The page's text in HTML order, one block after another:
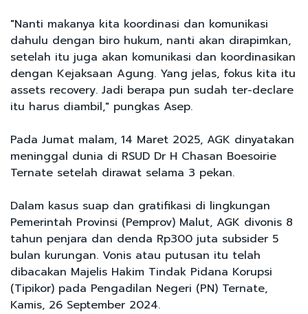
"Nanti makanya kita koordinasi dan komunikasi
dahulu dengan biro hukum, nanti akan dirapimkan,
setelah itu juga akan komunikasi dan koordinasikan
dengan Kejaksaan Agung. Yang jelas, fokus kita itu
assets recovery. Jadi berapa pun sudah ter-declare
itu harus diambil," pungkas Asep.
Pada Jumat malam, 14 Maret 2025, AGK dinyatakan
meninggal dunia di RSUD Dr H Chasan Boesoirie
Ternate setelah dirawat selama 3 pekan.
Dalam kasus suap dan gratifikasi di lingkungan
Pemerintah Provinsi (Pemprov) Malut, AGK divonis 8
tahun penjara dan denda Rp300 juta subsider 5
bulan kurungan. Vonis atau putusan itu telah
dibacakan Majelis Hakim Tindak Pidana Korupsi
(Tipikor) pada Pengadilan Negeri (PN) Ternate,
Kamis, 26 September 2024.